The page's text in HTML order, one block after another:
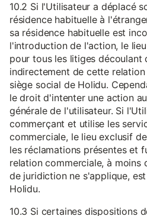
10.2 Si l'Utilisateur a déplacé
résidence habituelle à
sa résidence habituelle est
l'introduction de l'action, le
pour tous les litiges découlant
indirectement de cette
siège social de Holidu.
le droit d'intenter une action
générale de l'utilisateur. Si
commerçant et utilise les
commerciale, le lieu exclusif
les réclamations présentes et
relation commerciale, à moins
de juridiction ne s'applique,
Holidu.
10.3 Si certaines dispositions